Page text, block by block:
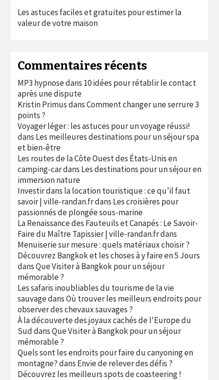
Les astuces faciles et gratuites pour estimer la
valeur de votre maison
Commentaires récents
MP3 hypnosedans 10 idées pour rétablir le contact
après une dispute
Kristin PrimusdansComment changer une serrure 3
points ?
Voyager léger : les astuces pour un voyage réussi!
dans Les meilleures destinations pour un séjour spa
et bien-être
Les routes de la Côte Ouest des États-Unis en
camping-cardans Les destinations pour un séjour en
immersion nature
Investir dans la location touristique : ce qu’il faut
savoir | ville-randan.frdans Les croisières pour
passionnés de plongée sous-marine
La Renaissance des Fauteuils et Canapés : Le Savoir-
Faire du Maître Tapissier | ville-randan.frdans
Menuiserie sur mesure : quels matériaux choisir ?
Découvrez Bangkok et les choses à y faire en 5 Jours
dansQue Visiter à Bangkok pour un séjour
mémorable ?
Les safaris inoubliables du tourisme de la vie
sauvagedansOù trouver les meilleurs endroits pour
observer des chevaux sauvages ?
À la découverte des joyaux cachés de l'Europe du
SuddansQue Visiter à Bangkok pour un séjour
mémorable ?
Quels sont les endroits pour faire du canyoning en
montagne?dans Envie de relever des défis ?
Découvrez les meilleurs spots de coasteering !